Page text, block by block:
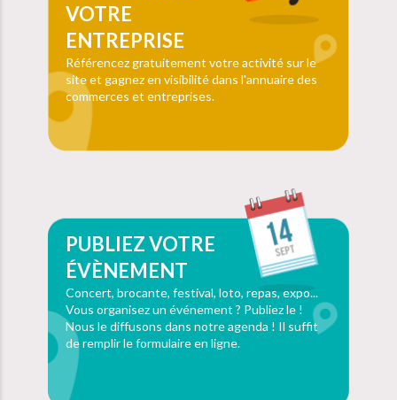
VOTRE
ENTREPRISE
Référencez gratuitement votre activité sur le
site et gagnez en visibilité dans l'annuaire des
commerces et entreprises.
PUBLIEZ VOTRE
ÉVÈNEMENT
Concert, brocante, festival, loto, repas, expo...
Vous organisez un événement ? Publiez le !
Nous le diffusons dans notre agenda ! Il suffit
de remplir le formulaire en ligne.